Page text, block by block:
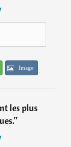
Image
les plus
”